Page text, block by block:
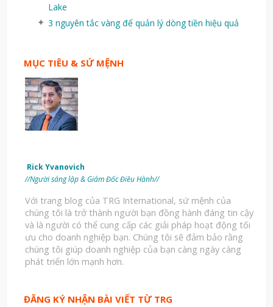
Lake
3 nguyên tắc vàng để quản lý dòng tiền hiệu quả
MỤC TIÊU & SỨ MỆNH
Rick Yvanovich
//Người sáng lập & Giám Đốc Điều Hành//
Với trang blog của TRG International, sứ mệnh của
chúng tôi là trở thành người bạn đồng hành đáng tin cậy
và là người có thể cung cấp các giải pháp hoạt động tối
ưu cho doanh nghiệp bạn. Chúng tôi sẽ đảm bảo rằng
chúng tôi giúp doanh nghiệp của bạn càng ngày càng
phát triển lớn mạnh hơn.
ĐĂNG KÝ NHẬN BÀI VIẾT TỪ TRG